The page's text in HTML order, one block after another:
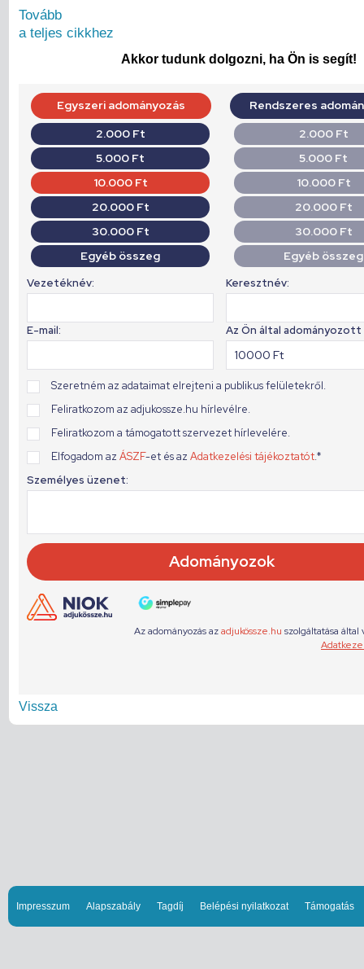
Tovább
a teljes cikkhez
Akkor tudunk dolgozni, ha Ön is segít!
Vissza
Impresszum Alapszabály Tagdíj Belépési nyilatkozat Támogatás